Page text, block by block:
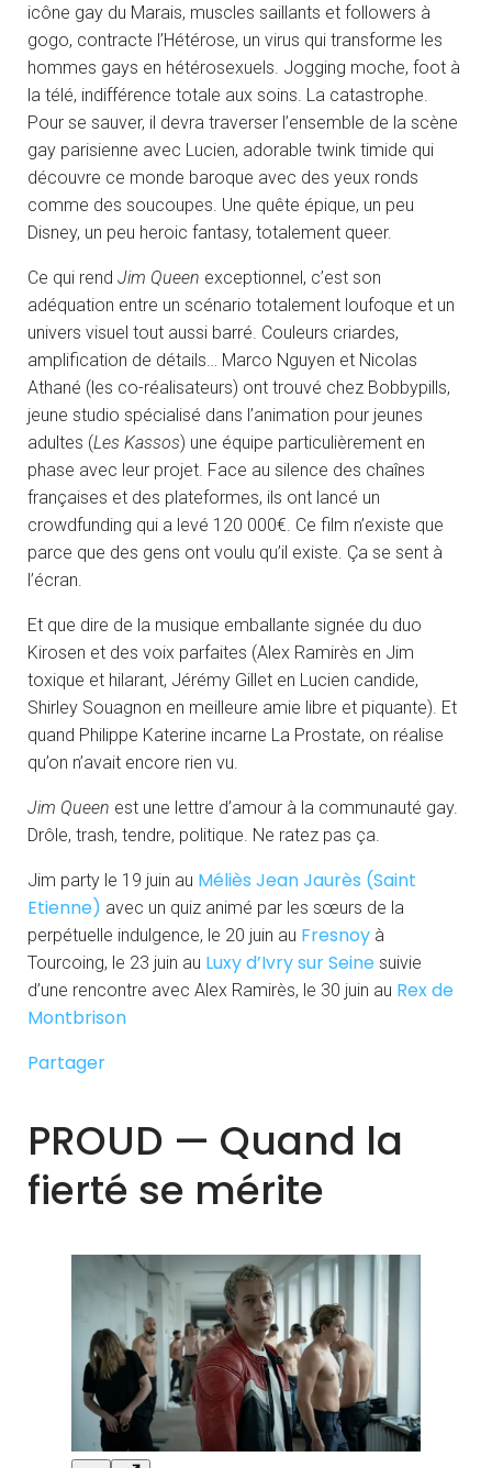
icône gay du Marais, muscles saillants et followers à
gogo, contracte l’Hétérose, un virus qui transforme les
hommes gays en hétérosexuels. Jogging moche, foot à
la télé, indifférence totale aux soins. La catastrophe.
Pour se sauver, il devra traverser l’ensemble de la scène
gay parisienne avec Lucien, adorable twink timide qui
découvre ce monde baroque avec des yeux ronds
comme des soucoupes. Une quête épique, un peu
Disney, un peu heroic fantasy, totalement queer.
Ce qui rend Jim Queen exceptionnel, c’est son
adéquation entre un scénario totalement loufoque et un
univers visuel tout aussi barré. Couleurs criardes,
amplification de détails… Marco Nguyen et Nicolas
Athané (les co-réalisateurs) ont trouvé chez Bobbypills,
jeune studio spécialisé dans l’animation pour jeunes
adultes (Les Kassos) une équipe particulièrement en
phase avec leur projet. Face au silence des chaînes
françaises et des plateformes, ils ont lancé un
crowdfunding qui a levé 120 000€. Ce film n’existe que
parce que des gens ont voulu qu’il existe. Ça se sent à
l’écran.
Et que dire de la musique emballante signée du duo
Kirosen et des voix parfaites (Alex Ramirès en Jim
toxique et hilarant, Jérémy Gillet en Lucien candide,
Shirley Souagnon en meilleure amie libre et piquante). Et
quand Philippe Katerine incarne La Prostate, on réalise
qu’on n’avait encore rien vu.
Jim Queen est une lettre d’amour à la communauté gay.
Drôle, trash, tendre, politique. Ne ratez pas ça.
Jim party le 19 juin au Méliès Jean Jaurès (Saint
Etienne) avec un quiz animé par les sœurs de la
perpétuelle indulgence, le 20 juin au Fresnoy à
Tourcoing, le 23 juin au Luxy d’Ivry sur Seine suivie
d’une rencontre avec Alex Ramirès, le 30 juin au Rex de
Montbrison
Partager
PROUD — Quand la
fierté se mérite